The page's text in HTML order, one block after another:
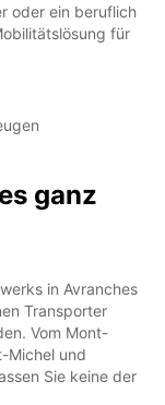
oder ein beruflich
für
ganz
in Avranches
Transporter
Vom Mont-
Michel und
Sie keine der